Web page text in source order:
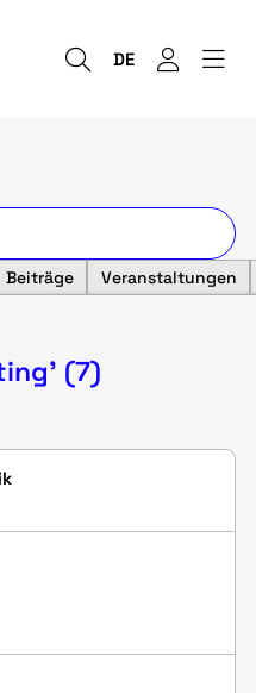
DE
Beiträge Veranstaltungen
(7)